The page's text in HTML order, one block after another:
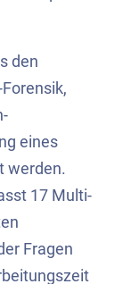
den
eines
werden.
17 Multi-
Fragen